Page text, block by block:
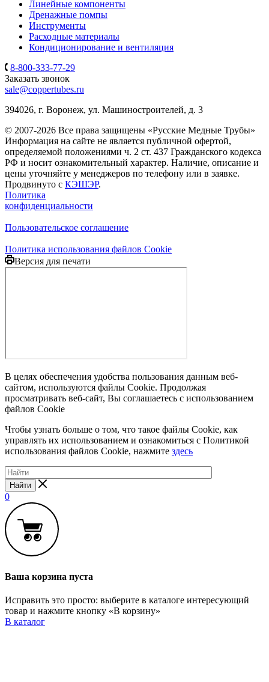
Линейные компоненты
Дренажные помпы
Инструменты
Расходные материалы
Кондиционирование и вентиляция
8-800-333-77-29
Заказать звонок
sale@coppertubes.ru
394026, г. Воронеж, ул. Машиностроителей, д. 3
© 2007-2026 Все права защищены «Русские Медные Трубы»
Информация на сайте не является публичной офертой,
определяемой положениями ч. 2 ст. 437 Гражданского кодекса
РФ и носит ознакомительный характер. Наличие, описание и
цены уточняйте у менеджеров по телефону или в заявке.
Продвинуто с КЭШЭР.
Политика
конфиденциальности
Пользовательское соглашение
Политика использования файлов Cookie
Версия для печати
В целях обеспечения удобства пользования данным веб-
сайтом, используются файлы Cookie. Продолжая
просматривать веб-сайт, Вы соглашаетесь с использованием
файлов Cookie
Чтобы узнать больше о том, что такое файлы Cookie, как
управлять их использованием и ознакомиться с Политикой
использования файлов Cookie, нажмите здесь
Найти
0
Ваша корзина пуста
Исправить это просто: выберите в каталоге интересующий
товар и нажмите кнопку «В корзину»
В каталог